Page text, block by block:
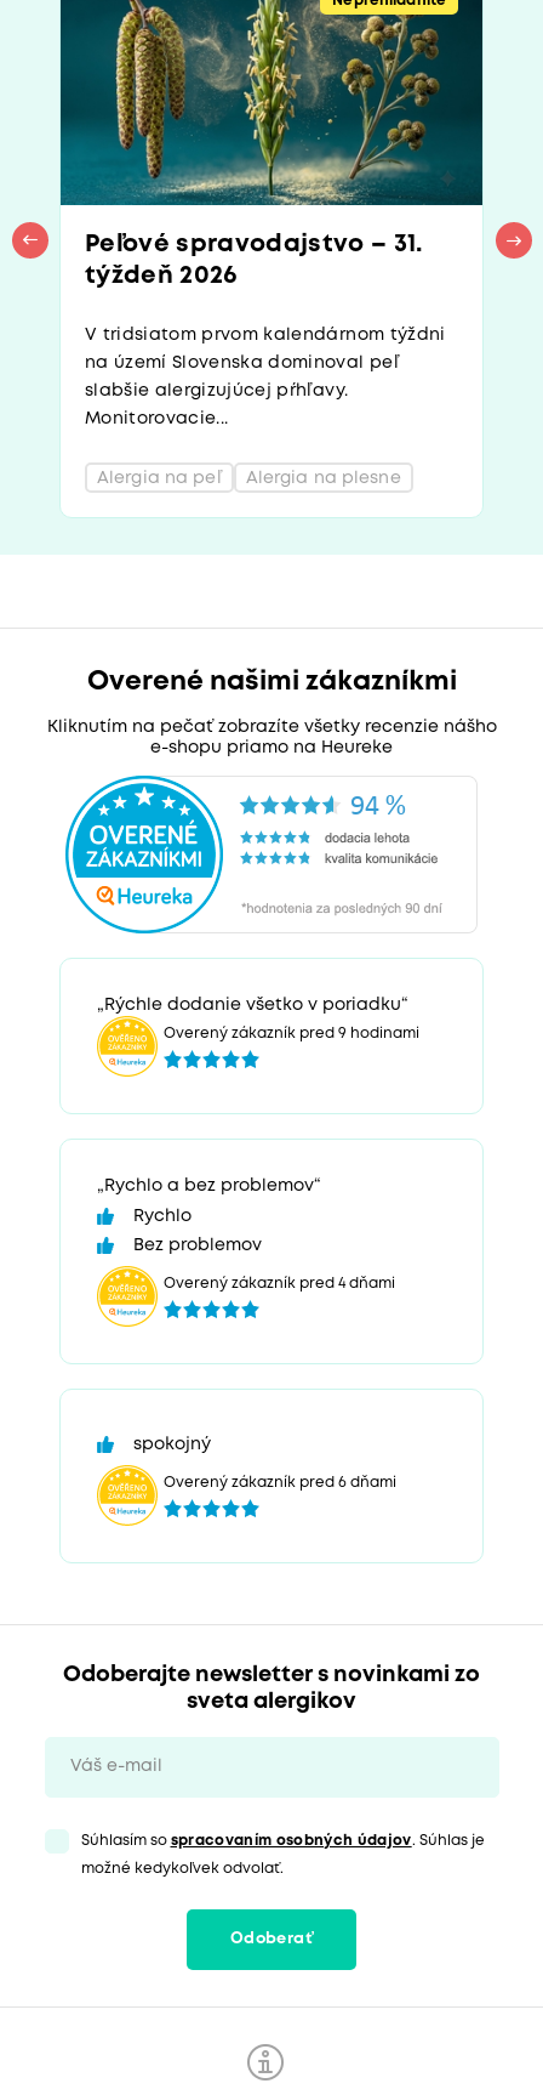
Peľové spravodajstvo – 31.
týždeň 2026
V tridsiatom prvom kalendárnom týždni
na území Slovenska dominoval peľ
slabšie alergizujúcej pŕhľavy.
Monitorovacie...
Alergia na peľ Alergia na plesne
Overené našimi zákazníkmi
Kliknutím na pečať zobrazíte všetky recenzie nášho
e-shopu priamo na Heureke
„Rýchle dodanie všetko v poriadku“
Overený zákazník pred 9 hodinami
„Rychlo a bez problemov“
Rychlo
Bez problemov
Overený zákazník pred 4 dňami
spokojný
Overený zákazník pred 6 dňami
Odoberajte newsletter s novinkami zo
sveta alergikov
Súhlasím so spracovaním osobných údajov. Súhlas je
možné kedykoľvek odvolať.
Odoberať